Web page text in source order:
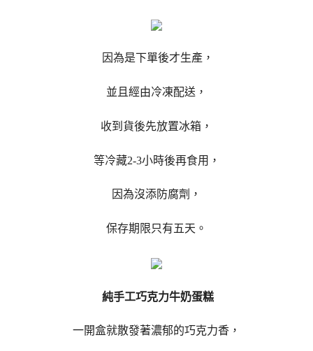
因為是下單後才生產，
並且經由冷凍配送，
收到貨後先放置冰箱，
等冷藏2-3小時後再食用，
因為沒添防腐劑，
保存期限只有五天。
純手工巧克力牛奶蛋糕
一開盒就散發著濃郁的巧克力香，